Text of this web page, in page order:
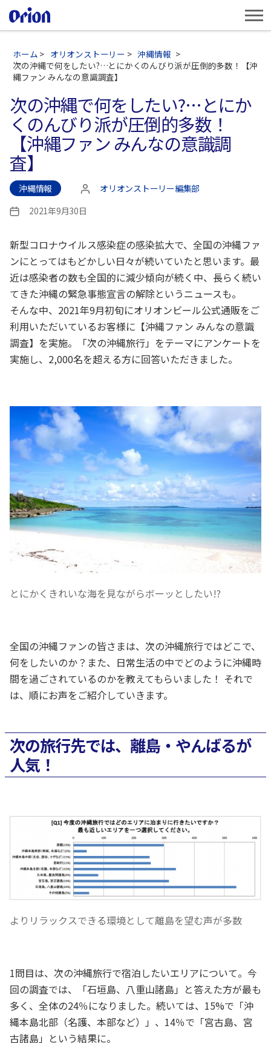
ホーム > オリオンストーリー > 沖縄情報 >
次の沖縄で何をしたい?…とにかくのんびり派が圧倒的多数！【沖
縄ファン みんなの意識調査】
次の沖縄で何をしたい?…とにか
くのんびり派が圧倒的多数！
【沖縄ファン みんなの意識調
査】
沖縄情報
投
者
オリオンストーリー編集部
投
2021年9月30日
新型コロナウイルス感染症の感染拡大で、全国の沖縄ファ
ンにとってはもどかしい日々が続いていたと思います。最
近は感染者の数も全国的に減少傾向が続く中、長らく続い
てきた沖縄の緊急事態宣言の解除というニュースも。
そんな中、2021年9月初旬にオリオンビール公式通販をご
利用いただいているお客様に【沖縄ファン みんなの意識
調査】を実施。「次の沖縄旅行」をテーマにアンケートを
実施し、2,000名を超える方に回答いただきました。
とにかくきれいな海を見ながらボーッとしたい!?
全国の沖縄ファンの皆さまは、次の沖縄旅行ではどこで、
何をしたいのか？また、日常生活の中でどのように沖縄時
間を過ごされているのかを教えてもらいました！ それで
は、順にお声をご紹介していきます。
次の旅行先では、離島・やんばるが
人気！
よりリラックスできる環境として離島を望む声が多数
1問目は、次の沖縄旅行で宿泊したいエリアについて。今
回の調査では、「石垣島、八重山諸島」と答えた方が最も
多く、全体の24％になりました。続いては、15%で「沖
縄本島北部（名護、本部など）」、14％で「宮古島、宮
古諸島」という結果に。